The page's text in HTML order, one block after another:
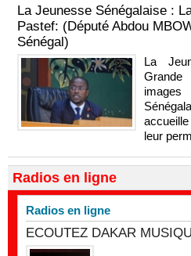
La Jeunesse Sénégalaise :
Pastef: (Député Abdou
Sénégal)
La
leur
Radios en ligne
Radios en ligne
ECOUTEZ DAKAR